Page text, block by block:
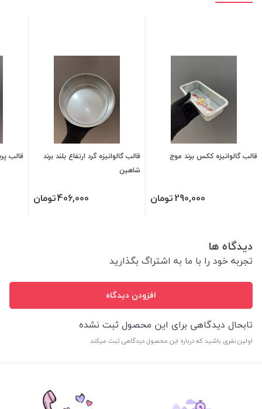
قالب گالوانیزه ککس برند موج
290,000تومان
قالب گالوانیزه گرد ارتفاع بلند برند
شاهین
406,000تومان
قالب
دیدگاه ها
تجربه خود را با ما به اشتراگ بگذارید
افزودن دیدگاه
تابحال دیدگاهی برای این محصول ثبت نشده
اولین نفری باشید که درباره این محصول دیدگاهی ثبت میکند